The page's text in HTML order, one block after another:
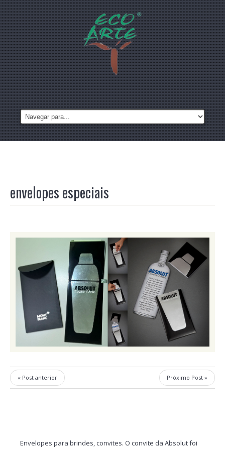
envelopes especiais
« Post anterior Próximo Post »
Envelopes para brindes, convites. O convite da Absolut foi